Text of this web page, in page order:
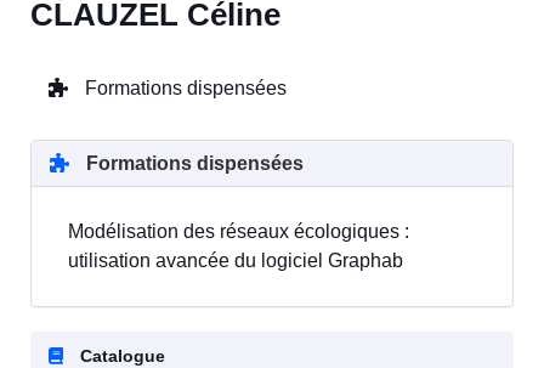
CLAUZEL Céline
Formations dispensées
Formations dispensées
Modélisation des réseaux écologiques :
utilisation avancée du logiciel Graphab
Catalogue